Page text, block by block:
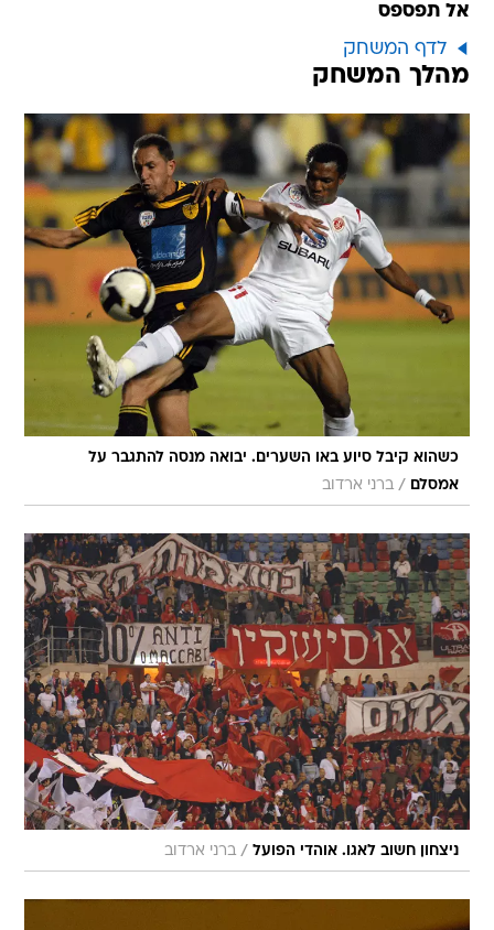
אל תפספס
לדף המשחק
מהלך המשחק
כשהוא קיבל סיוע באו השערים. יבואה מנסה להתגבר על
אמסלם
/ ברני ארדוב
ניצחון חשוב לאגו. אוהדי הפועל / ברני ארדוב